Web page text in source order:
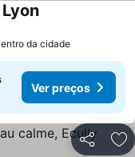
da cidade
Ver preços
Partilhar